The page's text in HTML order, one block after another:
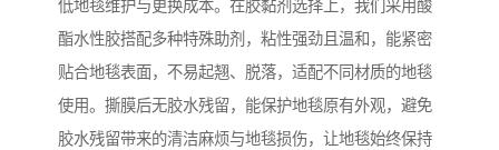
低地毯维护与更换成本。在胶黏剂选择上，我们采用酸
酯水性胶搭配多种特殊助剂，粘性强劲且温和，能紧密
贴合地毯表面，不易起翘、脱落，适配不同材质的地毯
使用。撕膜后无胶水残留，能保护地毯原有外观，避免
胶水残留带来的清洁麻烦与地毯损伤，让地毯始终保持